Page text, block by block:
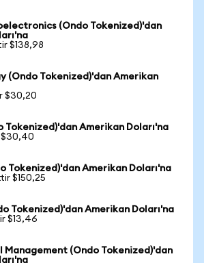
(Ondo Tokenized)'dan
$138,98
(Ondo Tokenized)'dan Amerikan
$30,20
Tokenized)'dan Amerikan Doları'na
$30,40
Tokenized)'dan Amerikan Doları'na
$150,25
Tokenized)'dan Amerikan Doları'na
$13,46
Management (Ondo Tokenized)'dan